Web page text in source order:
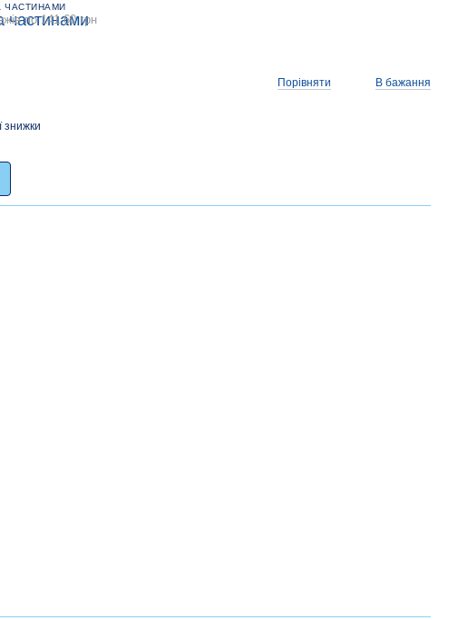
ЧАСТИНАМИ
по 141.60 грн
Порівняти В бажання
знижки